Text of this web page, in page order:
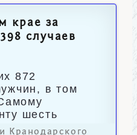
крае за
случаев
872
в том
шесть
– 86 лет.
Кранодарского